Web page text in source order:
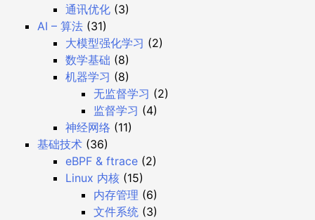
通讯优化 (3)
AI – 算法 (31)
大模型强化学习 (2)
数学基础 (8)
机器学习 (8)
无监督学习 (2)
监督学习 (4)
神经网络 (11)
基础技术 (36)
eBPF & ftrace (2)
Linux 内核 (15)
内存管理 (6)
文件系统 (3)